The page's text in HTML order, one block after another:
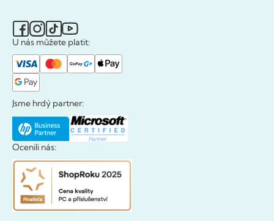
U nás můžete platit:
Jsme hrdý partner:
Ocenili nás: